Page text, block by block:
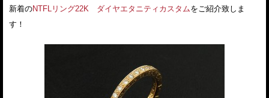
新着のNTFLリング22K ダイヤエタニティカスタムをご紹介致しま
す！